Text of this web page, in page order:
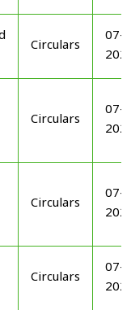
Circulars
07-
Circulars
07-
Circulars
07-
Circulars
07-